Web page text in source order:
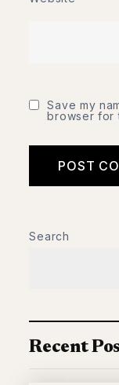
Save my
browser for
Search
Recent